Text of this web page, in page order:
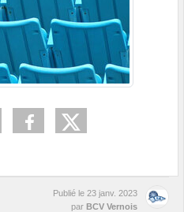
Publié le 23 janv. 2023
par BCV Vernois